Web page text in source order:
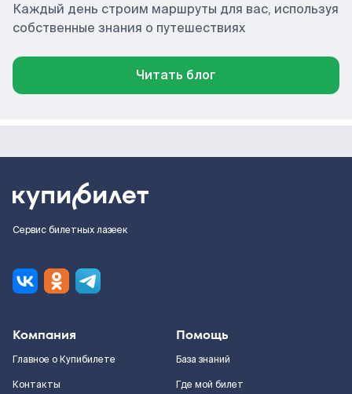
Каждый день строим маршруты для вас, используя
собственные знания о путешествиях
Читать блог
Сервис билетных лазеек
Компания
Главное о Купибилете
Контакты
Помощь
База знаний
Где мой билет